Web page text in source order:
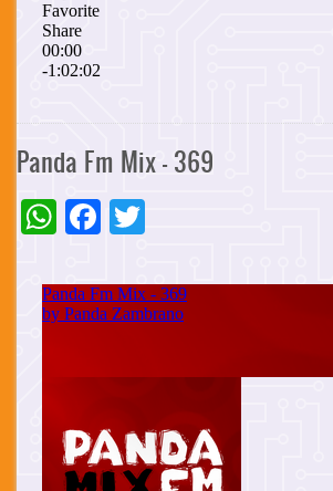
Panda Fm Mix - 369
WhatsApp
Facebook